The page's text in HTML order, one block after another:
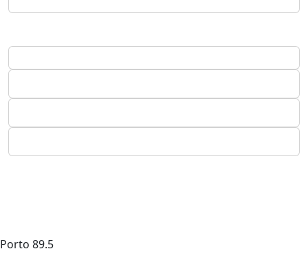
Porto 89.5